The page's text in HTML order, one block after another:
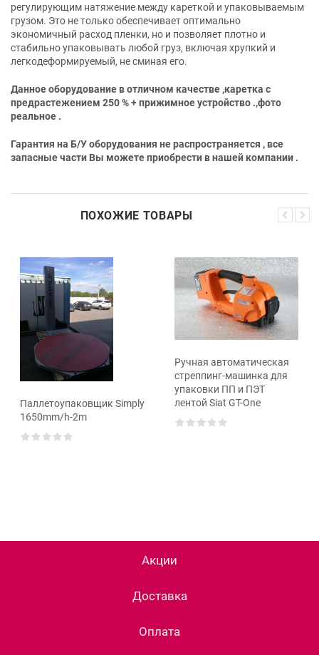
регулирующим натяжение между кареткой и упаковываемым
грузом. Это не только обеспечивает оптимально
экономичный расход пленки, но и позволяет плотно и
стабильно упаковывать любой груз, включая хрупкий и
легкодеформируемый, не сминая его.
Данное оборудование в отличном качестве ,каретка с
предрастежением 250 % + прижимное устройство .,фото
реальное .
Гарантия на Б/У оборудования не распространяется , все
запасные части Вы можете приобрести в нашей компании .
ПОХОЖИЕ ТОВАРЫ
Паллетоупаковщик Simply
1650mm/h-2m
Ручная автоматическая
стреппинг-машинка для
упаковки ПП и ПЭТ
лентой Siat GT-One
Акции
Доставка
Оплата